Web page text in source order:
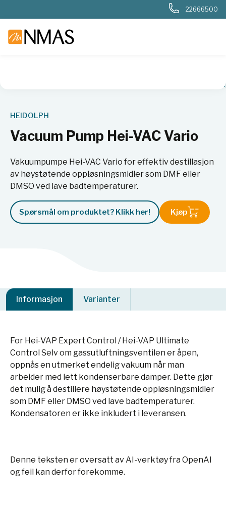
22666500
HEIDOLPH
Vacuum Pump Hei-VAC Vario
Vakuumpumpe Hei-VAC Vario for effektiv destillasjon
av høystøtende oppløsningsmidler som DMF eller
DMSO ved lave badtemperaturer.
Spørsmål om produktet? Klikk her! Kjøp
Informasjon Varianter
For Hei-VAP Expert Control / Hei-VAP Ultimate
Control Selv om gassutluftningsventilen er åpen,
oppnås en utmerket endelig vakuum når man
arbeider med lett kondenserbare damper. Dette gjør
det mulig å destillere høystøtende oppløsningsmidler
som DMF eller DMSO ved lave badtemperaturer.
Kondensatoren er ikke inkludert i leveransen.
Denne teksten er oversatt av AI-verktøy fra OpenAI
og feil kan derfor forekomme.